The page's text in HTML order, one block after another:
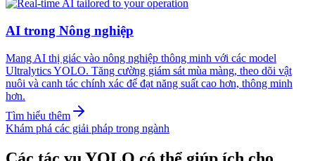
AI trong Nông nghiệp
Mang AI thị giác vào nông nghiệp thông minh với các model
Ultralytics YOLO. Tăng cường giám sát mùa màng, theo dõi vật
nuôi và canh tác chính xác để đạt năng suất cao hơn, thông minh
hơn.
Tìm hiểu thêm
Khám phá các giải pháp trong ngành